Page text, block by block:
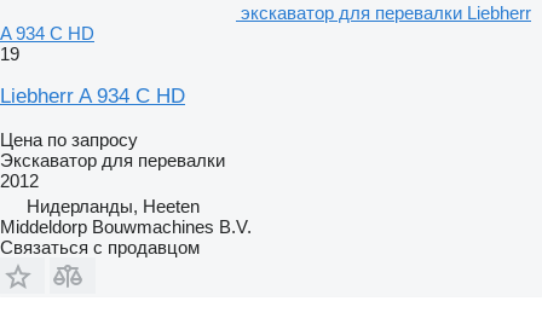
экскаватор для перевалки Liebherr
A 934 C HD
19
Liebherr A 934 C HD
Цена по запросу
Экскаватор для перевалки
2012
Нидерланды, Heeten
Middeldorp Bouwmachines B.V.
Связаться с продавцом